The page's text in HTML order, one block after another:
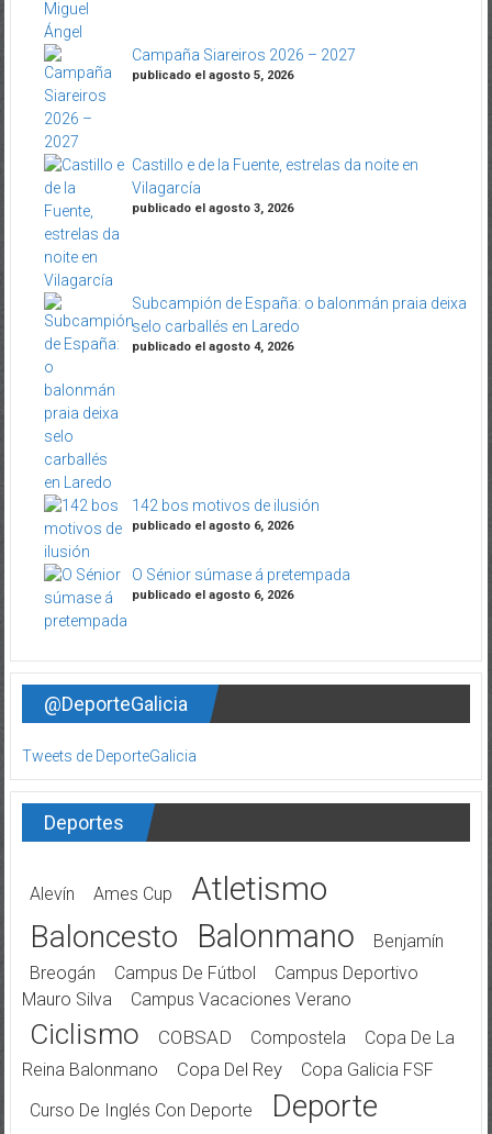
Campaña Siareiros 2026 – 2027
publicado el agosto 5, 2026
Castillo e de la Fuente, estrelas da noite en
Vilagarcía
publicado el agosto 3, 2026
Subcampión de España: o balonmán praia deixa
selo carballés en Laredo
publicado el agosto 4, 2026
142 bos motivos de ilusión
publicado el agosto 6, 2026
O Sénior súmase á pretempada
publicado el agosto 6, 2026
@DeporteGalicia
Tweets de DeporteGalicia
Deportes
Alevín Ames Cup Atletismo
Baloncesto Balonmano
Benjamín
Breogán
Campus De Fútbol
Campus Deportivo
Mauro Silva
Campus Vacaciones Verano
Ciclismo COBSAD Compostela
Copa De La
Reina Balonmano
Copa Del Rey
Copa Galicia FSF
Curso De Inglés Con Deporte
Deporte